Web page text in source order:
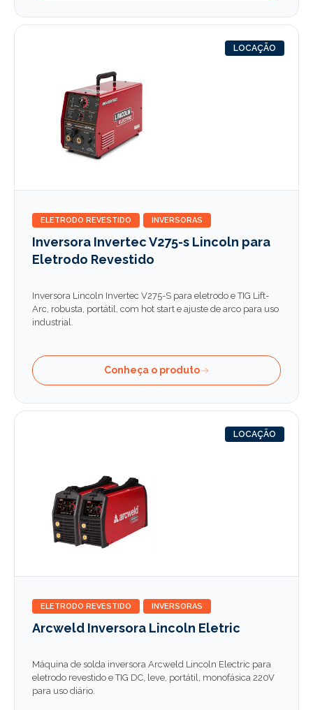
LOCAÇÃO
ELETRODO REVESTIDO INVERSORAS
Inversora Invertec V275-s Lincoln para
Eletrodo Revestido
Inversora Lincoln Invertec V275-S para eletrodo e TIG Lift-
Arc, robusta, portátil, com hot start e ajuste de arco para uso
industrial.
Conheça o produto
LOCAÇÃO
ELETRODO REVESTIDO INVERSORAS
Arcweld Inversora Lincoln Eletric
Máquina de solda inversora Arcweld Lincoln Electric para
eletrodo revestido e TIG DC, leve, portátil, monofásica 220V
para uso diário.